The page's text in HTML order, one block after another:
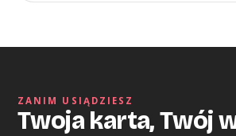
ZANIM USIĄDZIESZ
Twoja karta, Twój